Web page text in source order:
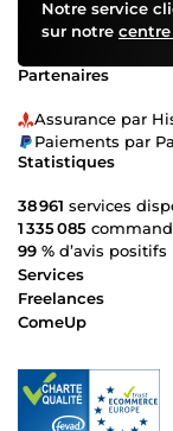
Notre service
sur notre centre
Partenaires
Assurance par
Paiements par
Statistiques
38 961 services
1 335 085
99 % d’avis positifs
Services
Freelances
ComeUp